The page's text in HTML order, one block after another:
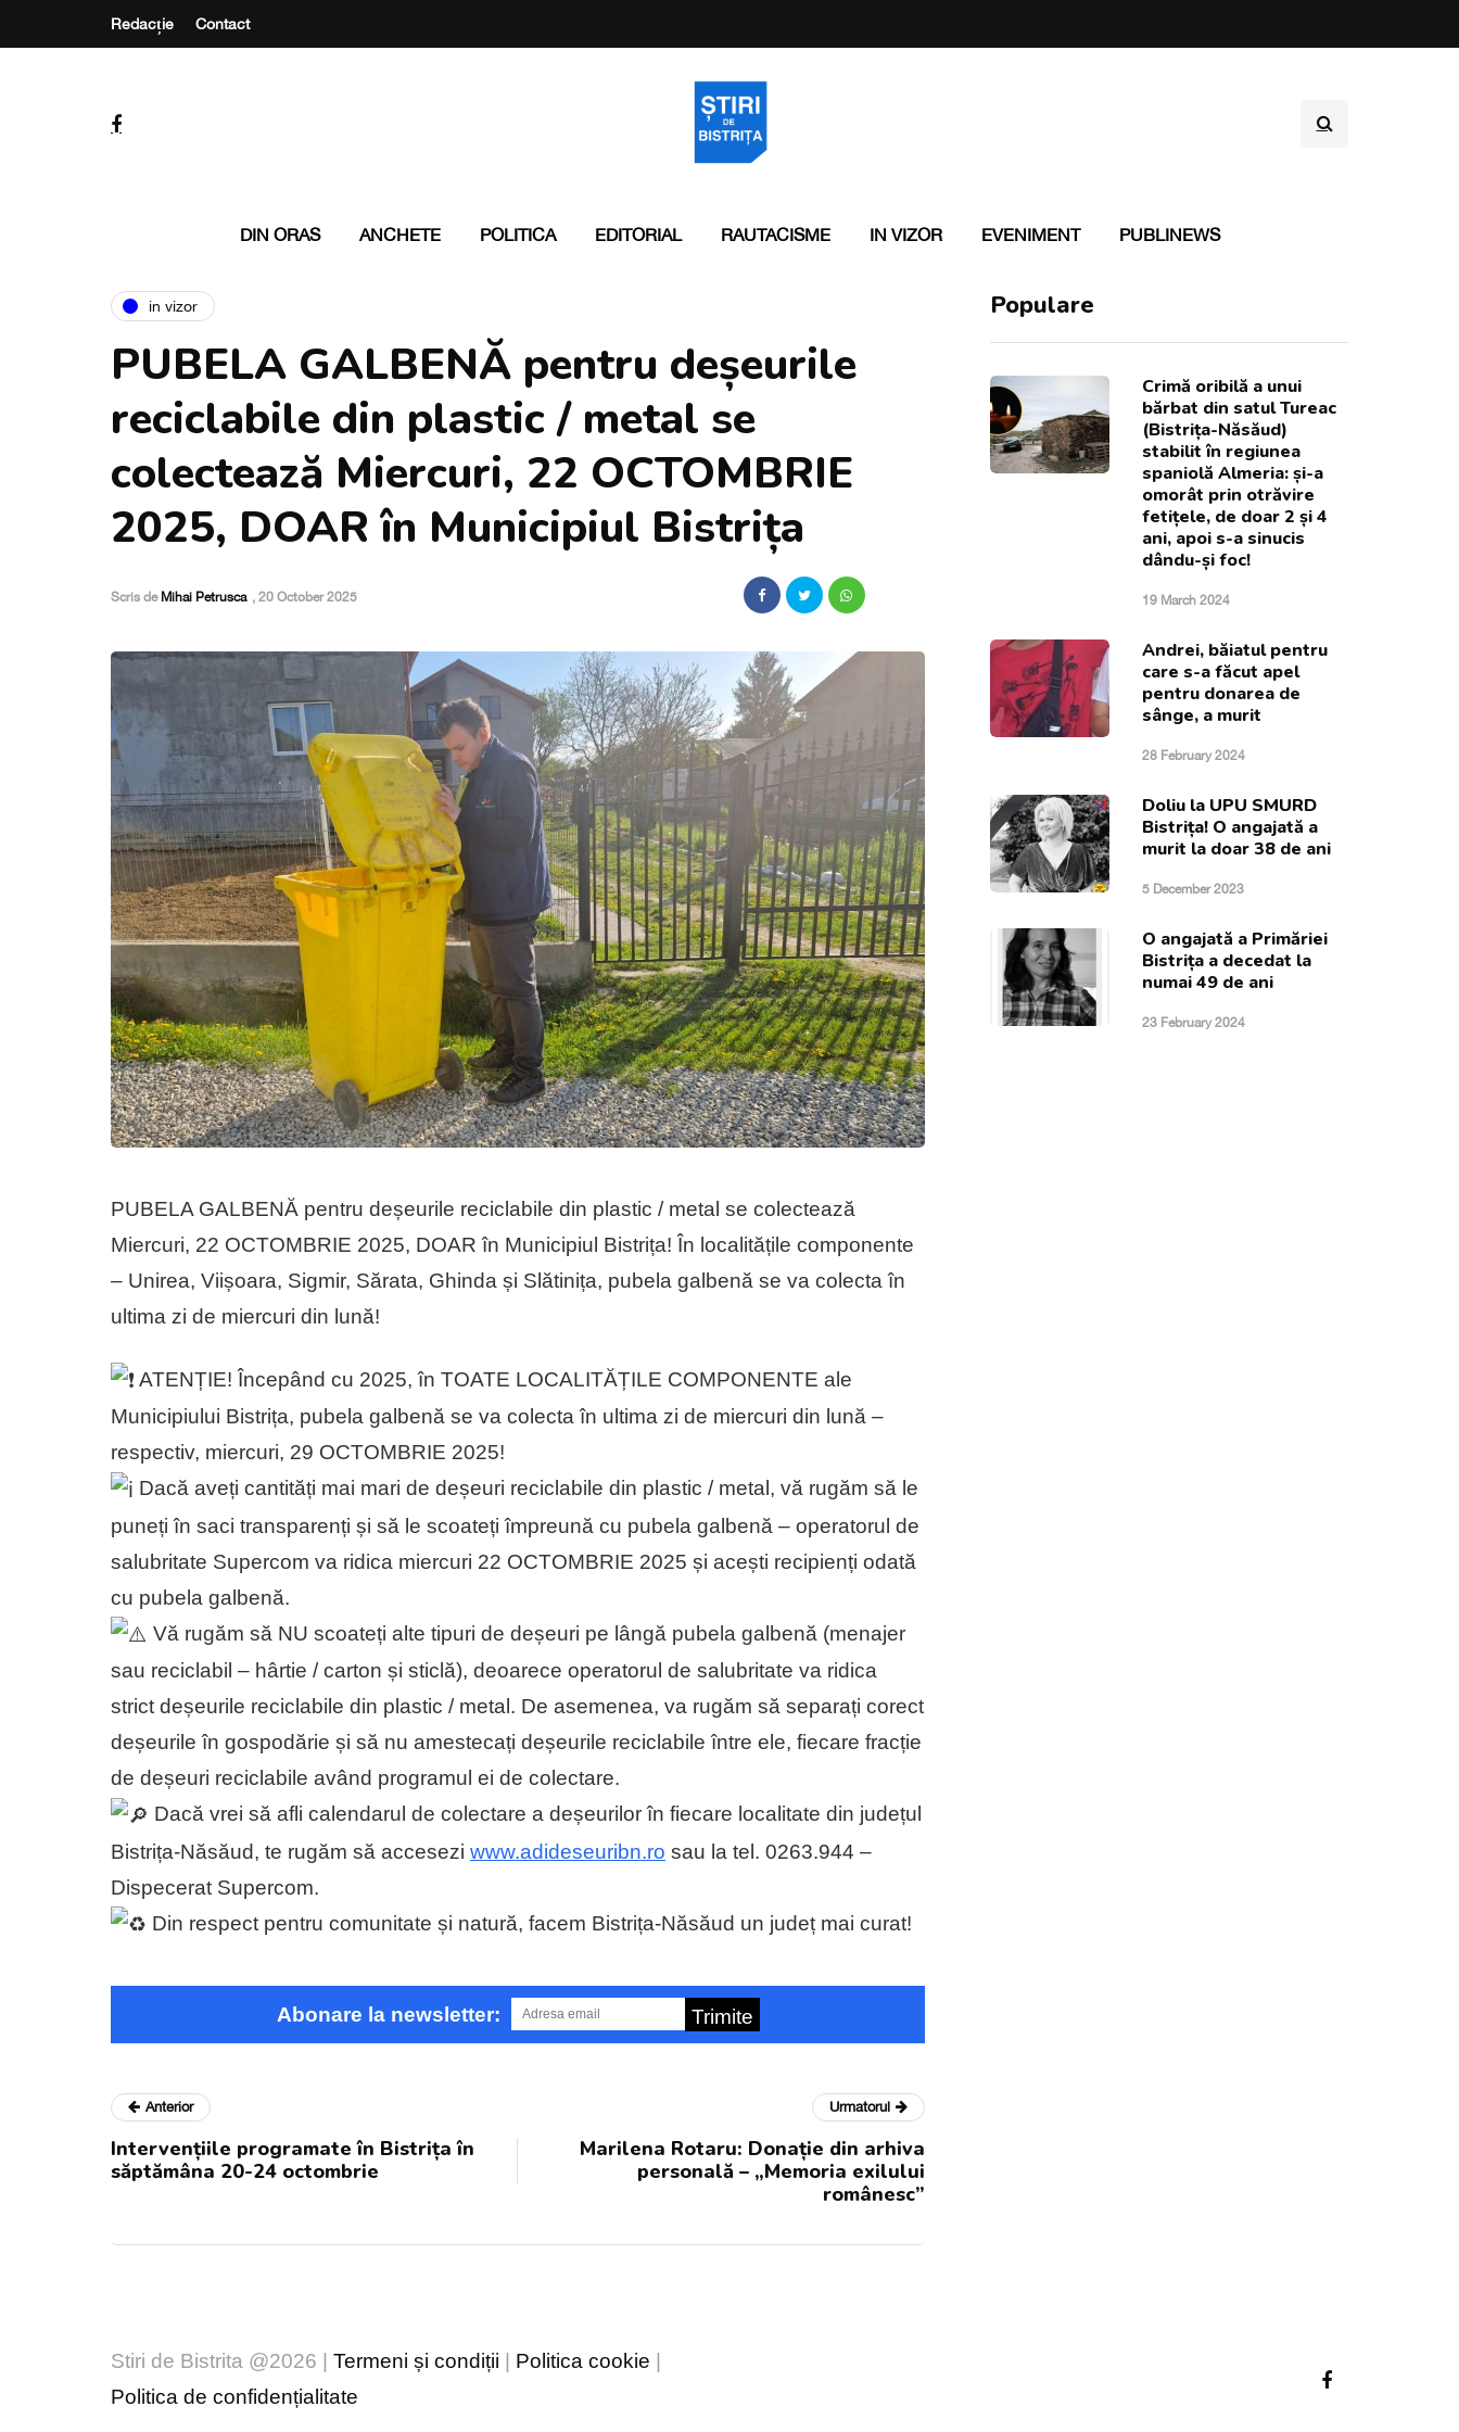
Redacție Contact
DIN ORAS ANCHETE POLITICA EDITORIAL RAUTACISME IN VIZOR EVENIMENT PUBLINEWS
in vizor
PUBELA GALBENĂ pentru deșeurile
reciclabile din plastic / metal se
colectează Miercuri, 22 OCTOMBRIE
2025, DOAR în Municipiul Bistrița
Scris de Mihai Petrusca , 20 October 2025
PUBELA GALBENĂ pentru deșeurile reciclabile din plastic / metal se colectează
Miercuri, 22 OCTOMBRIE 2025, DOAR în Municipiul Bistrița! În localitățile componente
– Unirea, Viișoara, Sigmir, Sărata, Ghinda și Slătinița, pubela galbenă se va colecta în
ultima zi de miercuri din lună!
ATENȚIE! Începând cu 2025, în TOATE LOCALITĂȚILE COMPONENTE ale
Municipiului Bistrița, pubela galbenă se va colecta în ultima zi de miercuri din lună –
respectiv, miercuri, 29 OCTOMBRIE 2025!
Dacă aveți cantități mai mari de deșeuri reciclabile din plastic / metal, vă rugăm să le
puneți în saci transparenți și să le scoateți împreună cu pubela galbenă – operatorul de
salubritate Supercom va ridica miercuri 22 OCTOMBRIE 2025 și acești recipienți odată
cu pubela galbenă.
Vă rugăm să NU scoateți alte tipuri de deșeuri pe lângă pubela galbenă (menajer
sau reciclabil – hârtie / carton și sticlă), deoarece operatorul de salubritate va ridica
strict deșeurile reciclabile din plastic / metal. De asemenea, va rugăm să separați corect
deșeurile în gospodărie și să nu amestecați deșeurile reciclabile între ele, fiecare fracție
de deșeuri reciclabile având programul ei de colectare.
Dacă vrei să afli calendarul de colectare a deșeurilor în fiecare localitate din județul
Bistrița-Năsăud, te rugăm să accesezi www.adideseuribn.ro sau la tel. 0263.944 –
Dispecerat Supercom.
Din respect pentru comunitate și natură, facem Bistrița-Năsăud un județ mai curat!
Abonare la newsletter: Trimite
Populare
Crimă oribilă a unui
bărbat din satul Tureac
(Bistrița-Năsăud)
stabilit în regiunea
spaniolă Almeria: și-a
omorât prin otrăvire
fetițele, de doar 2 și 4
ani, apoi s-a sinucis
dându-și foc!
19 March 2024
Andrei, băiatul pentru
care s-a făcut apel
pentru donarea de
sânge, a murit
28 February 2024
Doliu la UPU SMURD
Bistrița! O angajată a
murit la doar 38 de ani
5 December 2023
O angajată a Primăriei
Bistrița a decedat la
numai 49 de ani
23 February 2024
Anterior
Intervențiile programate în Bistrița în
săptămâna 20-24 octombrie
Urmatorul
Marilena Rotaru: Donație din arhiva
personală – „Memoria exilului
românesc”
Stiri de Bistrita @2026 | Termeni și condiții Politica cookie
Politica de confidențialitate